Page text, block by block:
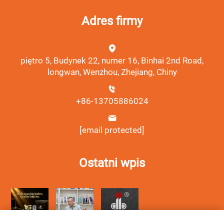
Adres firmy
piętro 5, Budynek 22, numer 16, Binhai 2nd Road,
longwan, Wenzhou, Zhejiang, Chiny
+86-13705886024
[email protected]
Ostatni wpis